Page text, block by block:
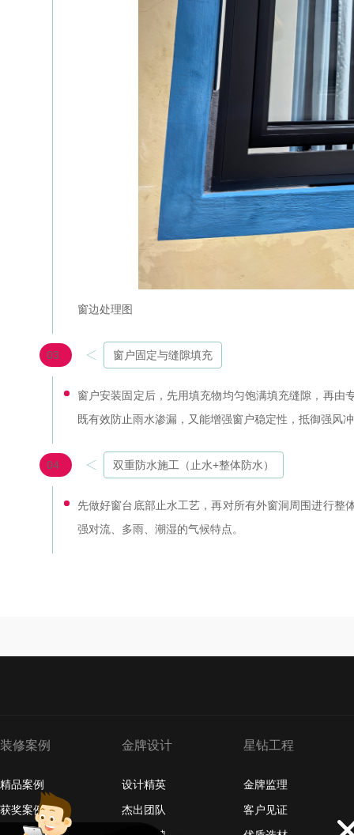
窗边处理图
03 窗户固定与缝隙填充
窗户安装固定后，先用填充物均匀饱满填充缝隙，再由
既有效防止雨水渗漏，又能增强窗户稳定性，抵御强风
04 双重防水施工（止水+整体防水）
先做好窗台底部止水工艺，再对所有外窗洞周围进行整
强对流、多雨、潮湿的气候特点。
装修案例
精品案例
获奖案例
金牌设计
设计精英
杰出团队
星钻工程
金牌监理
客户见证